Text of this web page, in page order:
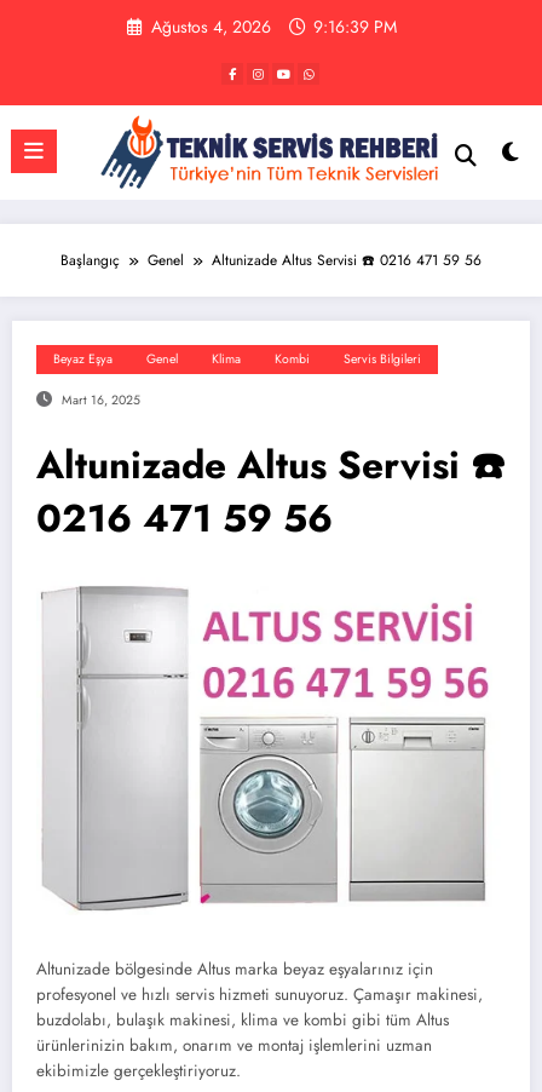
Ağustos 4, 2026 9:16:40 PM
Başlangıç Genel Altunizade Altus Servisi ☎️ 0216 471 59 56
Beyaz Eşya Genel Klima Kombi Servis Bilgileri
Mart 16, 2025
Altunizade Altus Servisi ☎️
0216 471 59 56
Altunizade bölgesinde Altus marka beyaz eşyalarınız için
profesyonel ve hızlı servis hizmeti sunuyoruz. Çamaşır makinesi,
buzdolabı, bulaşık makinesi, klima ve kombi gibi tüm Altus
ürünlerinizin bakım, onarım ve montaj işlemlerini uzman
ekibimizle gerçekleştiriyoruz.